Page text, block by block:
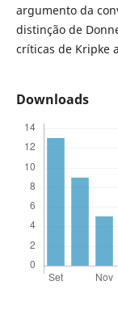
argumento da
distinção de
críticas de Kripke
Downloads